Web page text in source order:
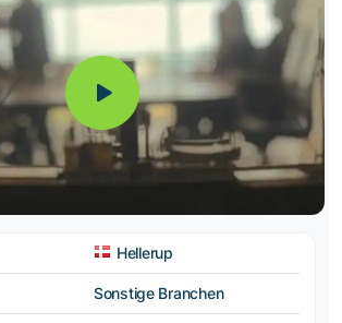
Hellerup
Sonstige Branchen